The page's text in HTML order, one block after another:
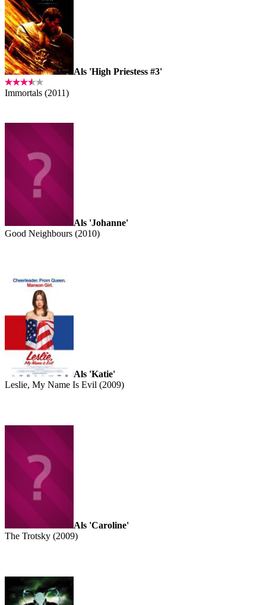
Als 'High Priestess #3'
Immortals (2011)
Als 'Johanne'
Good Neighbours (2010)
Als 'Katie'
Leslie, My Name Is Evil (2009)
Als 'Caroline'
The Trotsky (2009)